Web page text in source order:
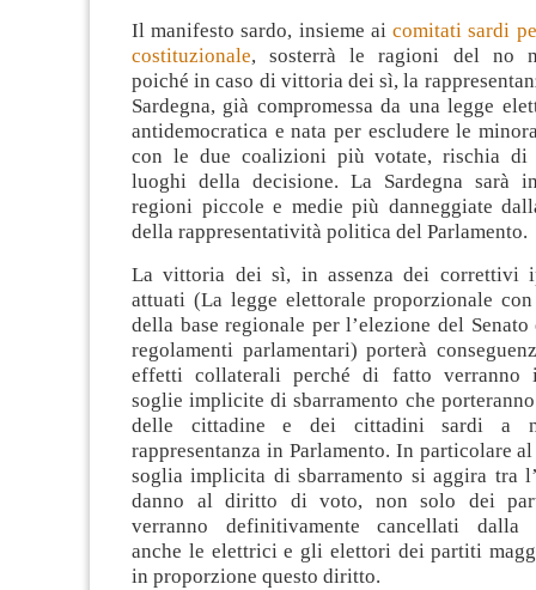
Il manifesto sardo, insieme aicomitati sardi
costituzionale, sosterrà le ragioni del no
poiché in caso di vittoria dei sì, la
Sardegna, già compromessa da una legge
antidemocratica e nata per escludere le
con le due coalizioni più votate, rischia di
luoghi della decisione. La Sardegna sarà
regioni piccole e medie più danneggiate
della rappresentatività politica del Parlamento.
La vittoria dei sì, in assenza dei correttivi
attuati (La legge elettorale proporzionale
della base regionale per l’elezione del
regolamenti parlamentari) porterà
effetti collaterali perché di fatto verranno
soglie implicite di sbarramento che
delle cittadine e dei cittadini sardi a
rappresentanza in Parlamento. In particolare
soglia implicita di sbarramento si aggira tra
danno al diritto di voto, non solo dei
verranno definitivamente cancellati dalla
anche le elettrici e gli elettori dei partiti
in proporzione questo diritto.